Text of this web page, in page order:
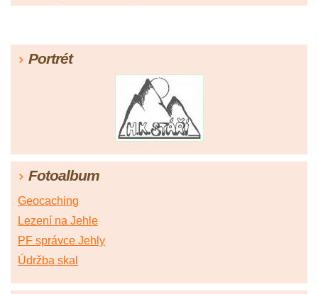
Portrét
Fotoalbum
Geocaching
Lezení na Jehle
PF správce Jehly
Údržba skal